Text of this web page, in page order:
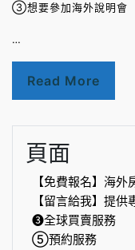
③想要參加海外說明會
…
Read More
頁面
【免費報名】海
【留言給我】提
❸全球買賣服務
⑤預約服務